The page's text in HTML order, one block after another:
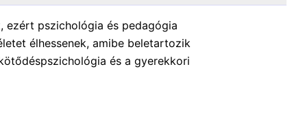
ezért pszichológia és pedagógia
élhessenek, amibe beletartozik
és a gyerekkori